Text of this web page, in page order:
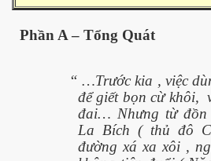
Phần A – Tổng Quát
“ …Trước kia , việc
để giết bọn cừ khôi,
đai… Nhưng từ đồn
La Bích ( thủ đô
đường xá xa xôi ,